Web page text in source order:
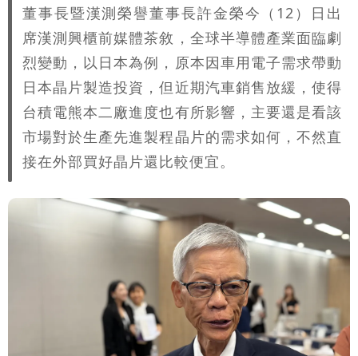
董事長暨漢測榮譽董事長許金榮今（12）日出
席漢測興櫃前媒體茶敘，全球半導體產業面臨劇
烈變動，以日本為例，原本因車用電子需求帶動
日本晶片製造投資，但近期汽車銷售放緩，使得
台積電熊本二廠進度也有所影響，主要還是看該
市場對於生產先進製程晶片的需求如何，不然直
接在外部買好晶片還比較便宜。